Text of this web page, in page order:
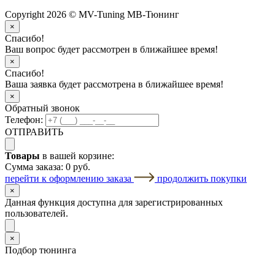
Copyright 2026 © MV-Tuning МВ-Тюнинг
×
Спасибо!
Ваш вопрос будет рассмотрен в ближайшее время!
×
Спасибо!
Ваша заявка будет рассмотрена в ближайшее время!
×
Обратный звонок
Телефон:
ОТПРАВИТЬ
Товары в вашей корзине:
Сумма заказа: 0 руб.
перейти к оформлению заказа
продолжить покупки
×
Данная функция доступна для зарегистрированных
пользователей.
×
Подбор тюнинга